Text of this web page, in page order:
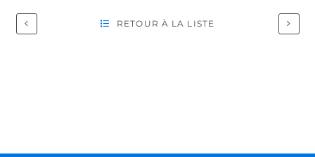
RETOUR À LA LISTE